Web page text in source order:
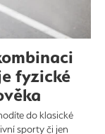
fyzické
do klasické
sporty či jen